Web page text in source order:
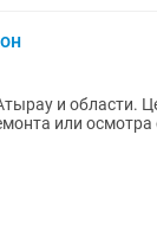
и области.
или